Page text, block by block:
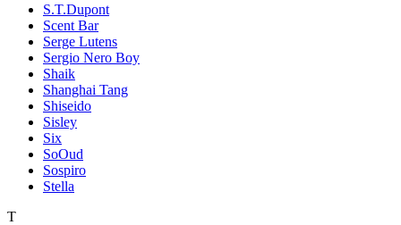
S.T.Dupont
Scent Bar
Serge Lutens
Sergio Nero Boy
Shaik
Shanghai Tang
Shiseido
Sisley
Six
SoOud
Sospiro
Stella
T